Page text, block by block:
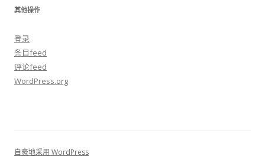
其他操作
登录
条目feed
评论feed
WordPress.org
自豪地采用 WordPress